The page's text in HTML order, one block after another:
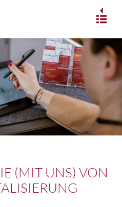
(MIT UNS) VON